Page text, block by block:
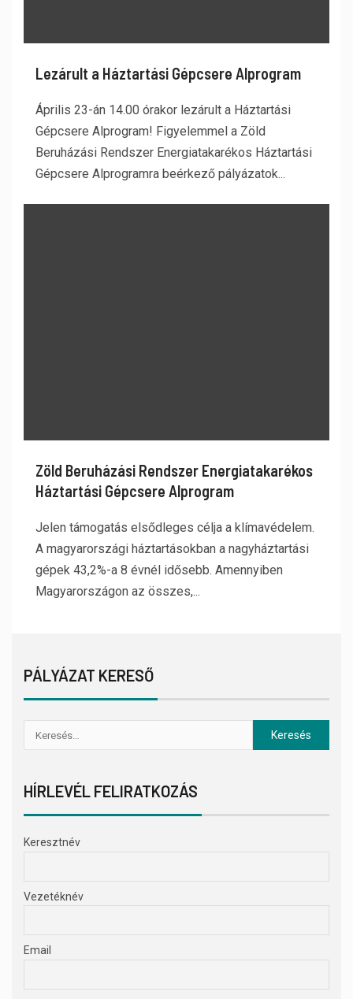
Lezárult a Háztartási Gépcsere Alprogram
Április 23-án 14.00 órakor lezárult a Háztartási
Gépcsere Alprogram! Figyelemmel a Zöld
Beruházási Rendszer Energiatakarékos Háztartási
Gépcsere Alprogramra beérkező pályázatok...
Zöld Beruházási Rendszer Energiatakarékos
Háztartási Gépcsere Alprogram
Jelen támogatás elsődleges célja a klímavédelem.
A magyarországi háztartásokban a nagyháztartási
gépek 43,2%-a 8 évnél idősebb. Amennyiben
Magyarországon az összes,...
PÁLYÁZAT KERESŐ
HÍRLEVÉL FELIRATKOZÁS
Keresztnév
Vezetéknév
Email